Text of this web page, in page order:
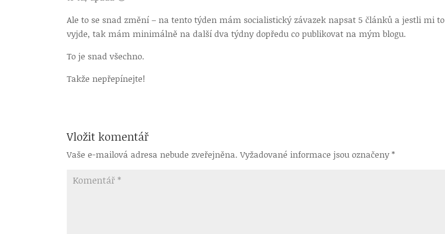
Ale to se snad změní – na tento týden mám socialistický závazek napsat 5 článků a jestli mi to
vyjde, tak mám minimálně na další dva týdny dopředu co publikovat na mým blogu.
To je snad všechno.
Takže nepřepínejte!
Vložit komentář
Vaše e-mailová adresa nebude zveřejněna. Vyžadované informace jsou označeny*